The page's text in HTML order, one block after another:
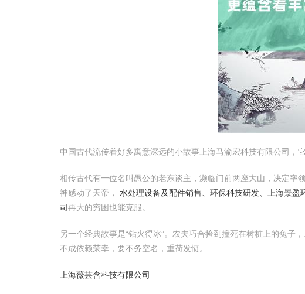
中国古代流传着好多寓意深远的小故事上海马渝宏科技有限公司，
相传古代有一位名叫愚公的老东谈主，濒临门前两座大山，决定率
神感动了天帝， 水处理设备及配件销售、环保科技研发、上海景盈
司再大的穷困也能克服。
另一个经典故事是“钻火得冰”。农夫巧合捡到撞死在树桩上的兔子，
不成依赖荣幸，要不务空名，重荷发愤。
上海薇芸含科技有限公司